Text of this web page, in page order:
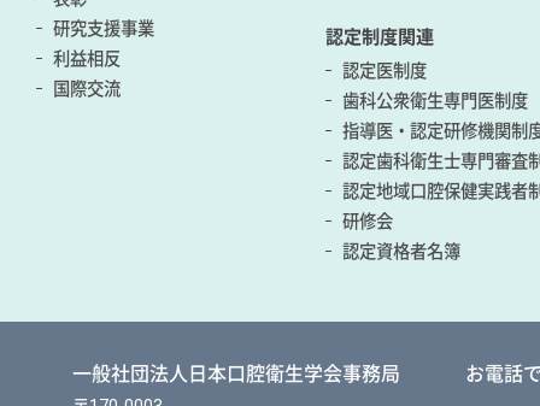
研究支援事業
利益相反
国際交流
認定制度関連
認定医制度
歯科公衆衛生専門医制度
指導医・認定研修機関制
認定歯科衛生士専門審査
認定地域口腔保健実践者
研修会
認定資格者名簿
一般社団法人日本口腔衛生学会事務局 お電話